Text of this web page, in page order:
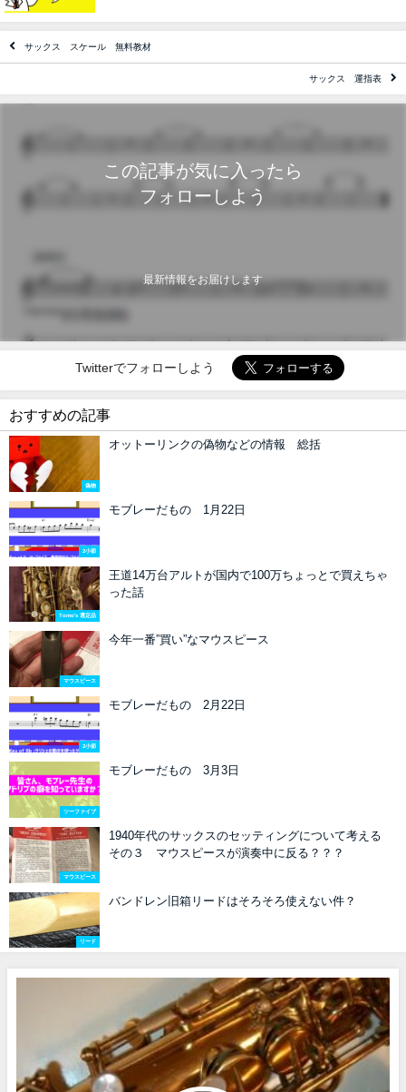
サックス スケール 無料教材
サックス 運指表
この記事が気に入ったら
フォローしよう
最新情報をお届けします
Twitterでフォローしよう
おすすめの記事
偽物
オットーリンクの偽物などの情報 総括
2小節
モブレーだもの 1月22日
Tomo's 選定品
王道14万台アルトが国内で100万ちょっとで買えちゃ
った話
マウスピース
今年一番”買い”なマウスピース
2小節
モブレーだもの 2月22日
ツーファイブ
モブレーだもの 3月3日
マウスピース
1940年代のサックスのセッティングについて考える
その３ マウスピースが演奏中に反る？？？
リード
バンドレン旧箱リードはそろそろ使えない件？